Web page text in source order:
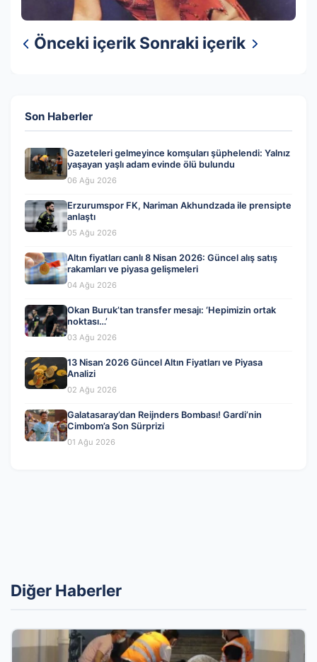
Önceki içerik Sonraki içerik
Son Haberler
Gazeteleri gelmeyince komşuları şüphelendi: Yalnız
yaşayan yaşlı adam evinde ölü bulundu
06 Ağu 2026
Erzurumspor FK, Nariman Akhundzada ile prensipte
anlaştı
05 Ağu 2026
Altın fiyatları canlı 8 Nisan 2026: Güncel alış satış
rakamları ve piyasa gelişmeleri
04 Ağu 2026
Okan Buruk’tan transfer mesajı: ‘Hepimizin ortak
noktası…’
03 Ağu 2026
13 Nisan 2026 Güncel Altın Fiyatları ve Piyasa
Analizi
02 Ağu 2026
Galatasaray’dan Reijnders Bombası! Gardi’nin
Cimbom’a Son Sürprizi
01 Ağu 2026
Diğer Haberler